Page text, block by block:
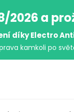
2026 a
díky Electro
kamkoli po